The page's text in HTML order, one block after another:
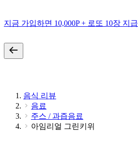
지금 가입하면 10,000P + 로또 10장 지급
음식 리뷰
음료
주스 / 과즙음료
아임리얼 그린키위